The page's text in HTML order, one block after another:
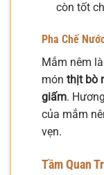
còn tốt
Pha Chế
Mắm nêm
món thịt bò
giấm.
của mắm
vẹn.
Tầm Quan